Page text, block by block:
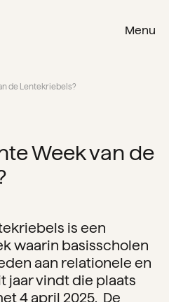
Menu
de Lentekriebels?
Week van de
is een
waarin basisscholen
aan relationele en
jaar vindt die plaats
4 april 2025. De